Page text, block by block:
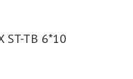
TB 6*10